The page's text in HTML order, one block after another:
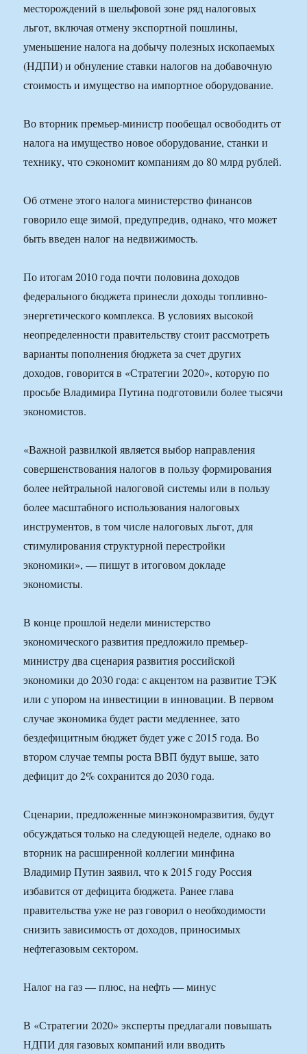
месторождений в шельфовой зоне ряд налоговых
льгот, включая отмену экспортной пошлины,
уменьшение налога на добычу полезных ископаемых
(НДПИ) и обнуление ставки налогов на добавочную
стоимость и имущество на импортное оборудование.
Во вторник премьер-министр пообещал освободить от
налога на имущество новое оборудование, станки и
технику, что сэкономит компаниям до 80 млрд рублей.
Об отмене этого налога министерство финансов
говорило еще зимой, предупредив, однако, что может
быть введен налог на недвижимость.
По итогам 2010 года почти половина доходов
федерального бюджета принесли доходы топливно-
энергетического комплекса. В условиях высокой
неопределенности правительству стоит рассмотреть
варианты пополнения бюджета за счет других
доходов, говорится в «Стратегии 2020», которую по
просьбе Владимира Путина подготовили более тысячи
экономистов.
«Важной развилкой является выбор направления
совершенствования налогов в пользу формирования
более нейтральной налоговой системы или в пользу
более масштабного использования налоговых
инструментов, в том числе налоговых льгот, для
стимулирования структурной перестройки
экономики», — пишут в итоговом докладе
экономисты.
В конце прошлой недели министерство
экономического развития предложило премьер-
министру два сценария развития российской
экономики до 2030 года: с акцентом на развитие ТЭК
или с упором на инвестиции в инновации. В первом
случае экономика будет расти медленнее, зато
бездефицитным бюджет будет уже с 2015 года. Во
втором случае темпы роста ВВП будут выше, зато
дефицит до 2% сохранится до 2030 года.
Сценарии, предложенные минэкономразвития, будут
обсуждаться только на следующей неделе, однако во
вторник на расширенной коллегии минфина
Владимир Путин заявил, что к 2015 году Россия
избавится от дефицита бюджета. Ранее глава
правительства уже не раз говорил о необходимости
снизить зависимость от доходов, приносимых
нефтегазовым сектором.
Налог на газ — плюс, на нефть — минус
В «Стратегии 2020» эксперты предлагали повышать
НДПИ для газовых компаний или вводить